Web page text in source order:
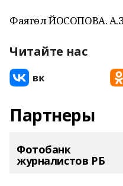
Фаягөл ЙОСОПОВА.
Читайте нас
Партнеры
Фотобанк
журналистов РБ